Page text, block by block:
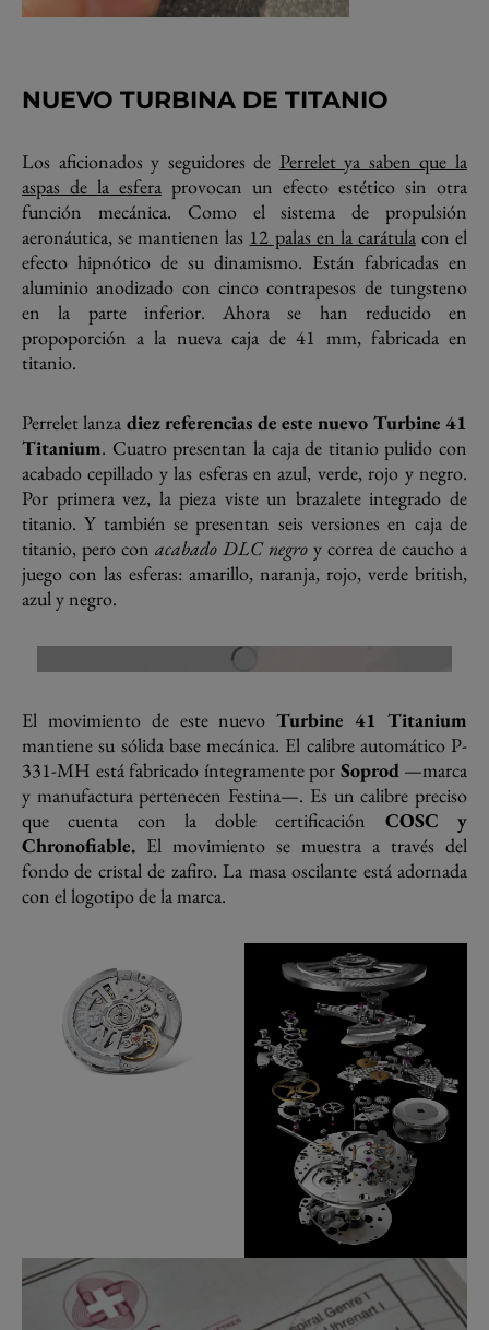
NUEVO TURBINA DE TITANIO
Los aficionados y seguidores de Perrelet ya saben que la
aspas de la esfera provocan un efecto estético sin otra
función mecánica. Como el sistema de propulsión
aeronáutica, se mantienen las 12 palas en la carátulacon el
efecto hipnótico de su dinamismo. Están fabricadas en
aluminio anodizado con cinco contrapesos de tungsteno
en la parte inferior. Ahora se han reducido en
propoporción a la nueva caja de 41 mm, fabricada en
titanio.
Perrelet lanza diez referencias de este nuevo Turbine 41
Titanium. Cuatro presentan la caja de titanio pulido con
acabado cepillado y las esferas en azul, verde, rojo y negro.
Por primera vez, la pieza viste un brazalete integrado de
titanio. Y también se presentan seis versiones en caja de
titanio, pero conacabado DLC negroy correa de caucho a
juego con las esferas: amarillo, naranja, rojo, verde british,
azul y negro.
El movimiento de este nuevo Turbine 41 Titanium
mantiene su sólida base mecánica. El calibre automático P-
331-MH está fabricado íntegramente por Soprod—marca
y manufactura pertenecen Festina—. Es un calibre preciso
que cuenta con la doble certificación COSC y
Chronofiable. El movimiento se muestra a través del
fondo de cristal de zafiro. La masa oscilante está adornada
con el logotipo de la marca.